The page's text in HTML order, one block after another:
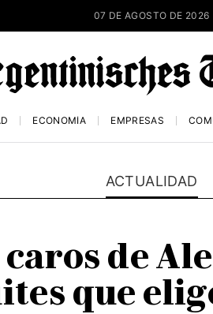
07 DE AGOSTO DE 2026
ECONOMÍA EMPRESAS
ACTUALIDAD
de
que